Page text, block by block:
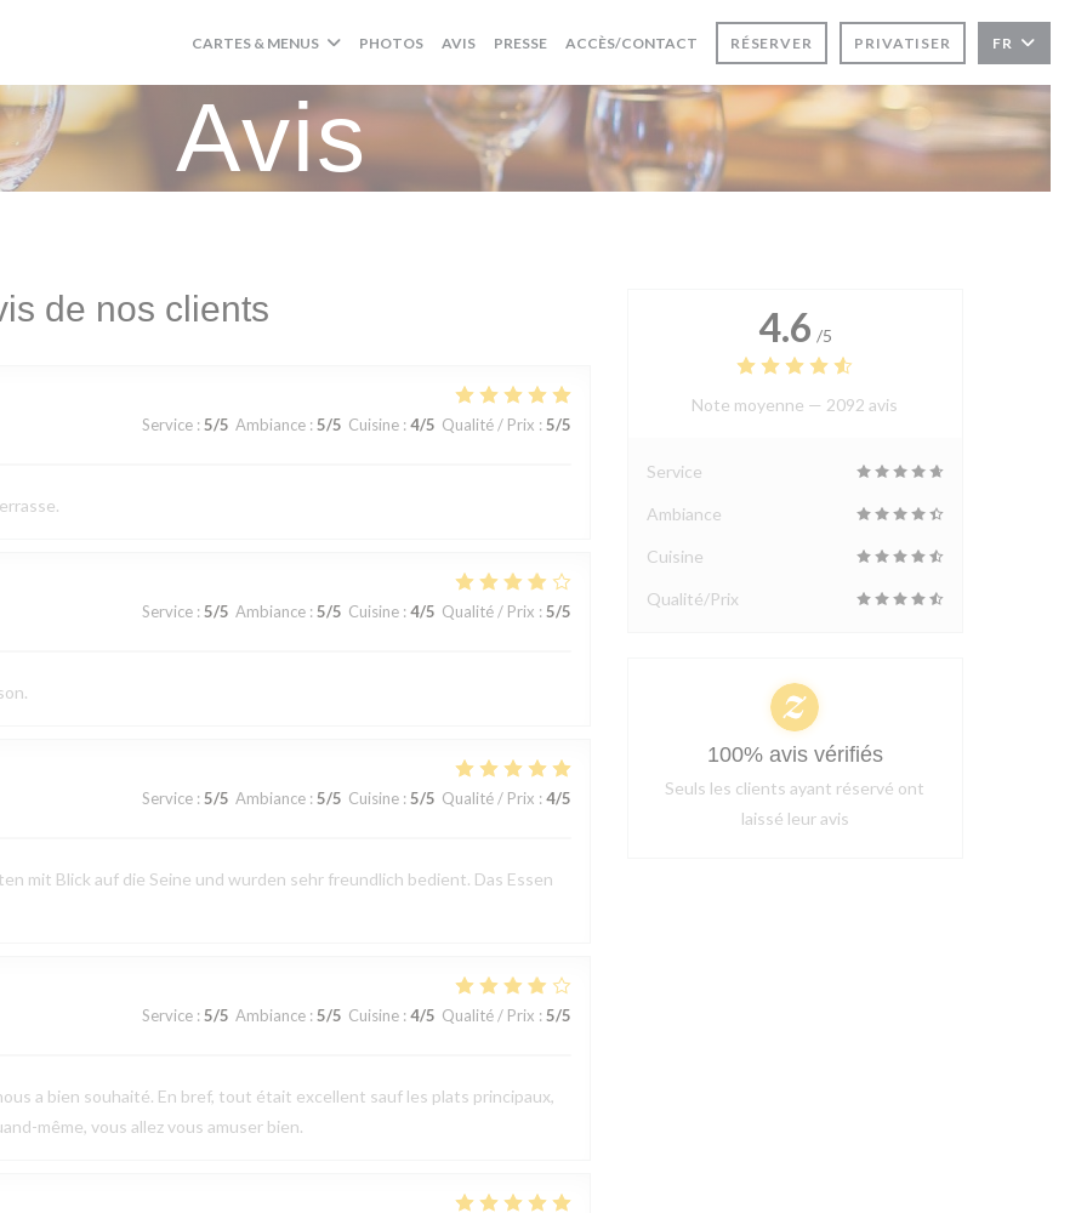
CARTES & MENUS PHOTOS AVIS PRESSE ACCÈS/CONTACT RÉSERVER PRIVATISER FR
Avis
de nos clients
Service: 5/5 Ambiance: 5/5 Cuisine: 4/5 Qualité / Prix : 5/5
Service: 5/5 Ambiance: 5/5 Cuisine: 4/5 Qualité / Prix : 5/5
Service: 5/5 Ambiance: 5/5 Cuisine: 5/5 Qualité / Prix : 4/5
mit Blick auf die Seine und wurden sehr freundlich bedient. Das Essen
Service: 5/5 Ambiance: 5/5 Cuisine: 4/5 Qualité / Prix : 5/5
a bien souhaité. En bref, tout était excellent sauf les plats principaux,
même, vous allez vous amuser bien.
4.6 /5
Note moyenne — 2092 avis
Service
Ambiance
Cuisine
Qualité/Prix
100% avis vérifiés
Seuls les clients ayant réservé ont
laissé leur avis